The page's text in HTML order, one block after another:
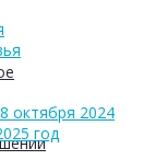
октября 2024
год